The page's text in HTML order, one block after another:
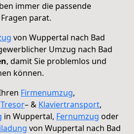
immer die passende
parat.
von Wuppertal nach Bad
Umzug nach Bad
, damit Sie problemlos und
können.
Firmenumzug,
Tresor– & Klaviertransport,
in Wuppertal, Fernumzug oder
von Wuppertal nach Bad